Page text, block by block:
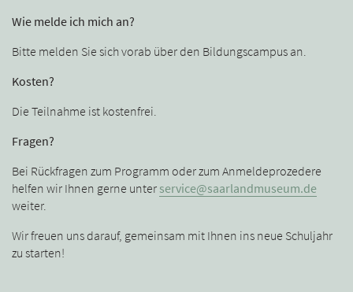
Wie melde ich mich an?
Bitte melden Sie sich vorab über den Bildungscampus an.
Kosten?
Die Teilnahme ist kostenfrei.
Fragen?
Bei Rückfragen zum Programm oder zum Anmeldeprozedere
helfen wir Ihnen gerne unter service@saarlandmuseum.de
weiter.
Wir freuen uns darauf, gemeinsam mit Ihnen ins neue Schuljahr
zu starten!